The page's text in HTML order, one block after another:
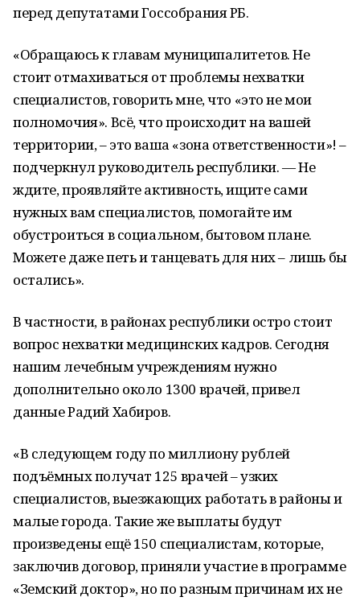
перед депутатами Госсобрания РБ.
«Обращаюсь к главам муниципалитетов. Не
стоит отмахиваться от проблемы нехватки
специалистов, говорить мне, что «это не мои
полномочия». Всё, что происходит на вашей
территории, – это ваша «зона ответственности»! –
подчеркнул руководитель республики. — Не
ждите, проявляйте активность, ищите сами
нужных вам специалистов, помогайте им
обустроиться в социальном, бытовом плане.
Можете даже петь и танцевать для них – лишь бы
остались».
В частности, в районах республики остро стоит
вопрос нехватки медицинских кадров. Сегодня
нашим лечебным учреждениям нужно
дополнительно около 1300 врачей, привел
данные Радий Хабиров.
«В следующем году по миллиону рублей
подъёмных получат 125 врачей – узких
специалистов, выезжающих работать в районы и
малые города. Такие же выплаты будут
произведены ещё 150 специалистам, которые,
заключив договор, приняли участие в программе
«Земский доктор», но по разным причинам их не